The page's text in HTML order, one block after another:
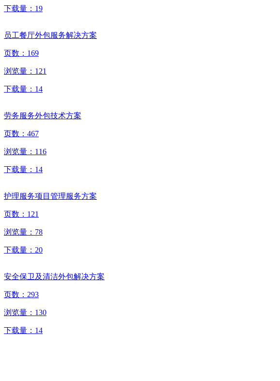
下载量： 19
员工餐厅外包服务解决方案
页数： 169
浏览量： 121
下载量： 14
劳务服务外包技术方案
页数： 467
浏览量： 116
下载量： 14
护理服务项目管理服务方案
页数： 121
浏览量： 78
下载量： 20
安全保卫及清洁外包解决方案
页数： 293
浏览量： 130
下载量： 14